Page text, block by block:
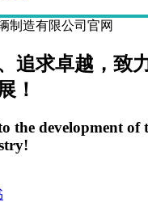
追求卓越，致
！
the development of